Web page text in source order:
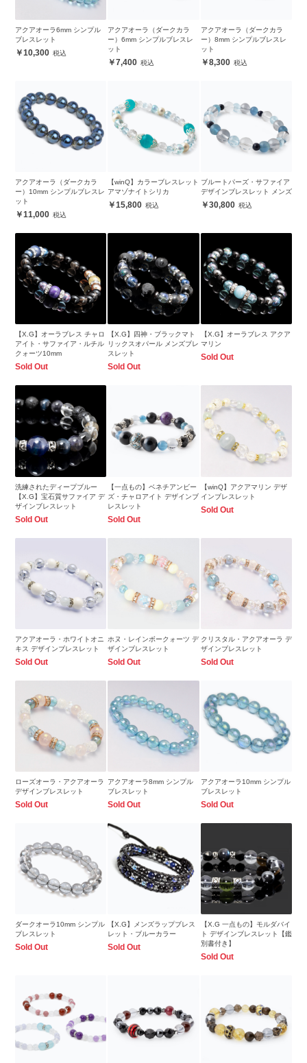
アクアオーラ6mm シンプル
ブレスレット
10,300
アクアオーラ（ダークカラ
ー）6mm シンプルブレスレ
ット
7,400
アクアオーラ（ダークカラ
ー）8mm シンプルブレスレ
ット
8,300
アクアオーラ（ダークカラ
ー）10mm シンプルブレスレ
ット
11,000
【winQ】カラーブレスレット
アマゾナイトシリカ
15,800
ブルートパーズ・サファイア
デザインブレスレット メンズ
30,800
【X.G】オーラブレス チャロ
アイト・サファイア・ルチル
クォーツ10mm
Sold Out
【X.G】四神・ブラックマト
リックスオパール メンズブレ
スレット
Sold Out
【X.G】オーラブレス アクア
マリン
Sold Out
洗練されたディープブルー
【X.G】宝石質サファイア デ
ザインブレスレット
Sold Out
【一点もの】ベネチアンビー
ズ・チャロアイト デザインブ
レスレット
Sold Out
【winQ】アクアマリン デザ
インブレスレット
Sold Out
アクアオーラ・ホワイトオニ
キス デザインブレスレット
Sold Out
ホヌ・レインボークォーツ デ
ザインブレスレット
Sold Out
クリスタル・アクアオーラ デ
ザインブレスレット
Sold Out
ローズオーラ・アクアオーラ
デザインブレスレット
Sold Out
アクアオーラ8mm シンプル
ブレスレット
Sold Out
アクアオーラ10mm シンプル
ブレスレット
Sold Out
ダークオーラ10mm シンプル
ブレスレット
Sold Out
【X.G】メンズラップブレス
レット・ブルーカラー
Sold Out
【X.G 一点もの】モルダバイ
ト デザインブレスレット【鑑
別書付き】
Sold Out